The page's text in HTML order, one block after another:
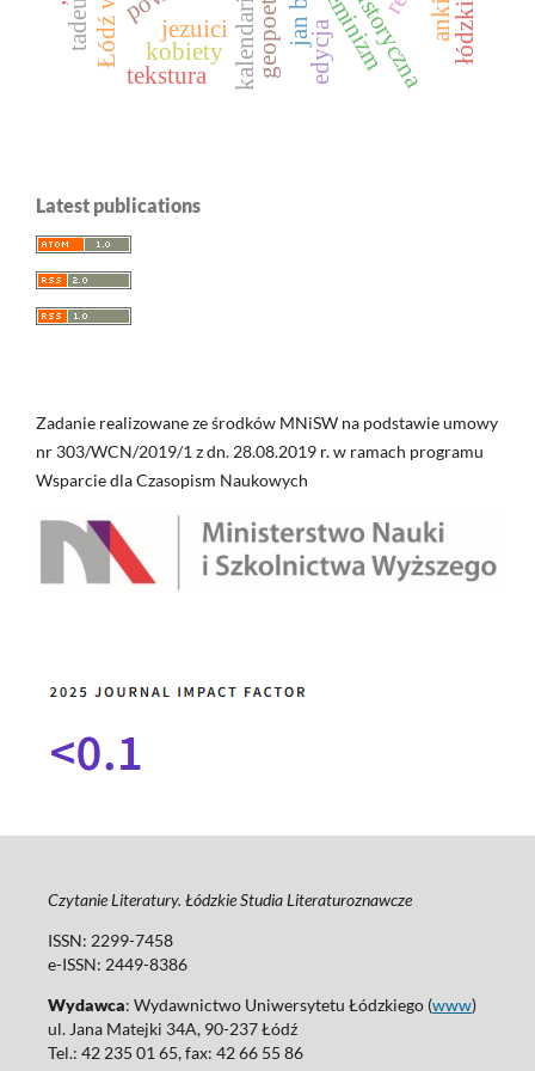
kalendarium
jezuici
kobiety feminizm
tekstura edycja
Latest publications
Zadanie realizowane ze środków MNiSW na podstawie umowy
nr 303/WCN/2019/1 z dn. 28.08.2019 r. w ramach programu
Wsparcie dla Czasopism Naukowych
Czytanie Literatury. Łódzkie Studia Literaturoznawcze
ISSN: 2299-7458
e-ISSN: 2449-8386
Wydawca: Wydawnictwo Uniwersytetu Łódzkiego (www)
ul. Jana Matejki 34A, 90-237 Łódź
Tel.: 42 235 01 65, fax: 42 66 55 86